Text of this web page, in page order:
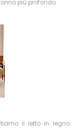
più profondo.
il letto in legno